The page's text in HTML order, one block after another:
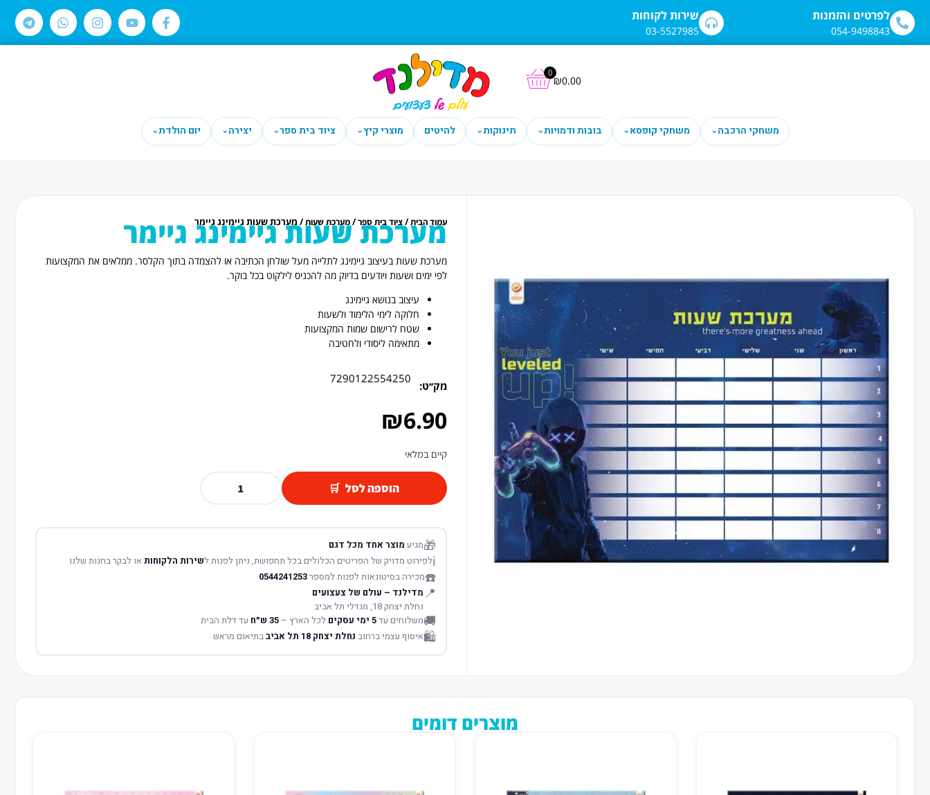
לתוכן שירות לקוחות
03-5527985
לפרטים והזמנות
054-9498843
₪0.00
0
משחקי הרכבה⌄ משחקי קופסא⌄ בובות ודמויות⌄ תינוקות⌄ להיטים מוצרי קיץ⌄ ציוד בית ספר⌄ יצירה⌄ יום הולדת⌄
עמוד הבית/ציוד בית ספר/מערכת שעות/ מערכת שעות גיימינג גיימר
מערכת שעות גיימינג גיימר
מערכת שעות בעיצוב גיימינג לתלייה מעל שולחן הכתיבה או להצמדה בתוך הקלסר. ממלאים את המקצועות
לפי ימים ושעות ויודעים בדיוק מה להכניס לילקוט בכל בוקר.
עיצוב בנושא גיימינג
חלוקה לימי הלימוד ולשעות
שטח לרישום שמות המקצועות
מתאימה ליסודי ולחטיבה
מק׳׳ט:
7290122554250
₪6.90
קיים במלאי
הוספה לסל
🎁מגיע מוצר אחד מכל דגם
ℹ️לפירוט מדויק של הפריטים הכלולים בכל תחפושת, ניתן לפנות לשירות הלקוחותאו לבקר בחנות שלנו
☎️מכירה בסיטונאות לפנות למספר0544241253
📍 מדילנד – עולם של צעצועים
נחלת יצחק 18, מגדלי תל אביב
🚚משלוחים עד5 ימי עסקים לכל הארץ –35 ש״ח עד דלת הבית
🛍️איסוף עצמי ברחוב נחלת יצחק 18 תל אביב בתיאום מראש
מוצרים דומים